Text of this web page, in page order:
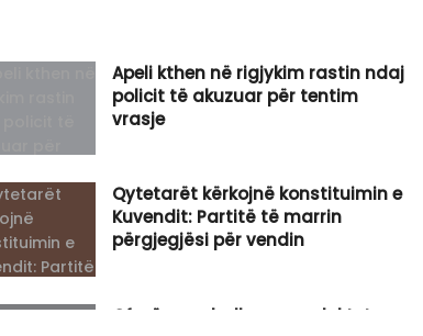
Apeli kthen në rigjykim rastin ndaj
policit të akuzuar për tentim
vrasje
Qytetarët kërkojnë konstituimin e
Kuvendit: Partitë të marrin
përgjegjësi për vendin
Çfarë po ndodh me produktet e